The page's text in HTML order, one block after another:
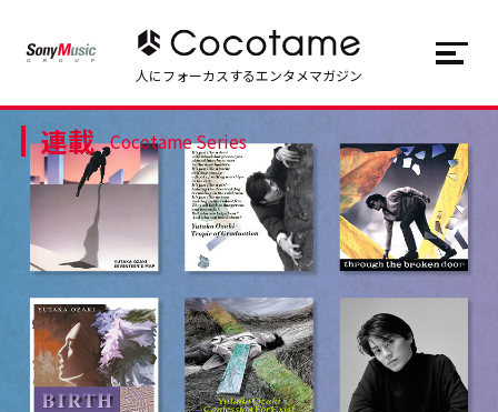
トップ Top
記事一覧 Articles
連載一覧 Series
Cocotameとは About
JP EN
人にフォーカスするエンタメマガジン
連載 Cocotame Series